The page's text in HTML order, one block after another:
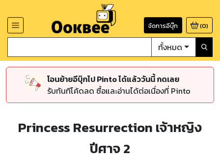
จัดการอีบุ๊ก (0)
ทั้งหมด
โอนย้ายอีบุ๊กไป Pinto ได้แล้ววันนี้ กดเลย
รับทันทีโค้ดลด ซื้อและอ่านได้ต่อเนื่องที่ Pinto
Princess Resurrection เจ้าหญิง
ปีศาจ 2